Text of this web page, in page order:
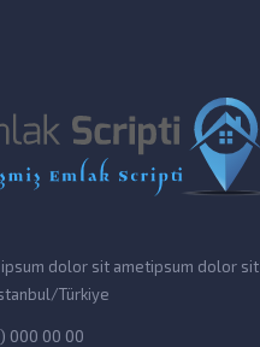
ipsum dolor sit ametipsum dolor sit
Türkiye
000 00 00